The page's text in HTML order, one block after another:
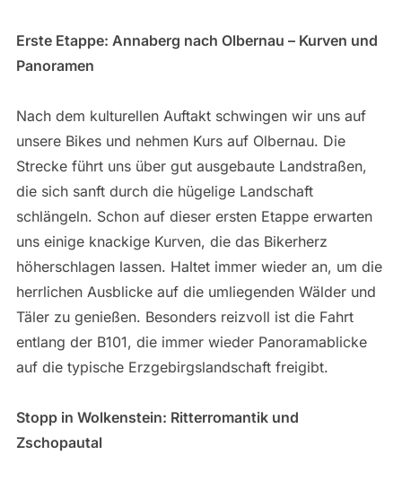
Erste Etappe: Annaberg nach Olbernau – Kurven und
Panoramen
Nach dem kulturellen Auftakt schwingen wir uns auf
unsere Bikes und nehmen Kurs auf Olbernau. Die
Strecke führt uns über gut ausgebaute Landstraßen,
die sich sanft durch die hügelige Landschaft
schlängeln. Schon auf dieser ersten Etappe erwarten
uns einige knackige Kurven, die das Bikerherz
höherschlagen lassen. Haltet immer wieder an, um die
herrlichen Ausblicke auf die umliegenden Wälder und
Täler zu genießen. Besonders reizvoll ist die Fahrt
entlang der B101, die immer wieder Panoramablicke
auf die typische Erzgebirgslandschaft freigibt.
Stopp in Wolkenstein: Ritterromantik und
Zschopautal